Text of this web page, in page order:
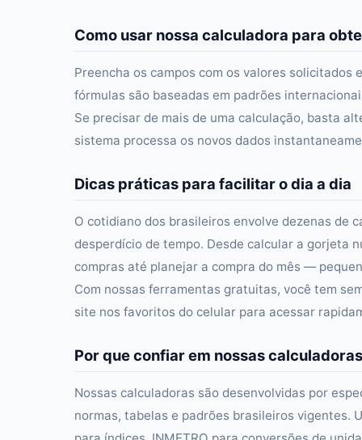
Como usar nossa calculadora para
Preencha os campos com os valores
fórmulas são baseadas em padrões
Se precisar de mais de uma calculação, basta
sistema processa os novos dados
Dicas práticas para facilitar o dia a dia
O cotidiano dos brasileiros envolve dezenas de
desperdício de tempo. Desde calcular a gorjeta
compras até planejar a compra do mês —
Com nossas ferramentas gratuitas, você tem
site nos favoritos do celular para acessar
Por que confiar em nossas
Nossas calculadoras são desenvolvidas por
normas, tabelas e padrões brasileiros vigentes.